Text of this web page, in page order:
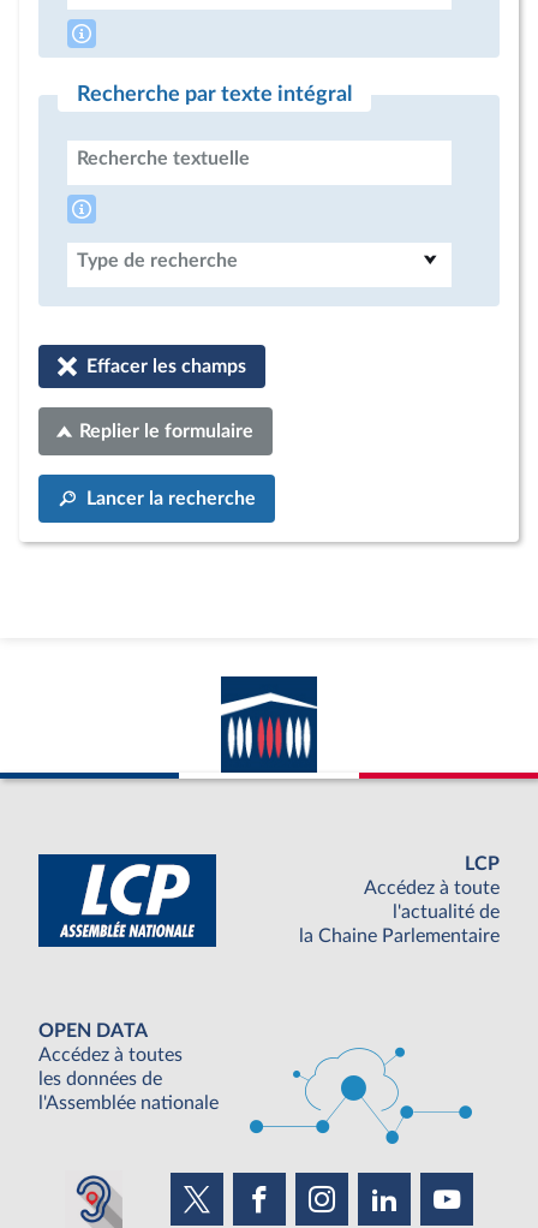
Recherche par texte intégral
Recherche textuelle
Type de recherche
Effacer les champs
Replier le formulaire
Lancer la recherche
LCP
Accédez à toute
l'actualité de
la Chaine Parlementaire
OPEN DATA
Accédez à toutes
les données de
l'Assemblée nationale